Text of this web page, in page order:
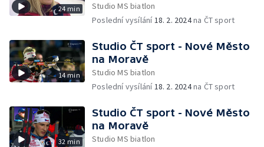
24 min
Studio MS biatlon
Poslední vysílání18. 2. 2024na ČT sport
14 min
Studio ČT sport - Nové Město
na Moravě
Studio MS biatlon
Poslední vysílání18. 2. 2024na ČT sport
32 min
Studio ČT sport - Nové Město
na Moravě
Studio MS biatlon